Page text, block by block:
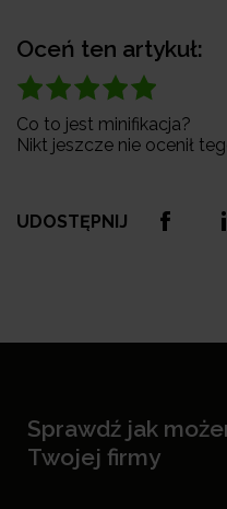
Oceń ten artykuł:
Co to jest minifikacja?
Nikt jeszcze nie ocenił
UDOSTĘPNIJ
Sprawdź jak
Twojej firmy